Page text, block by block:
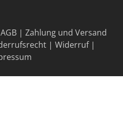
AGB |Zahlung und Versand
| Widerruf|